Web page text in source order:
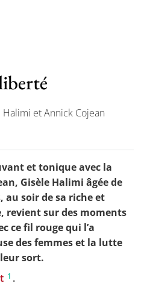
scolaires
publiés
et Annick Cojean
et tonique avec la
Gisèle Halimi âgée de
soir de sa riche et
revient sur des moments
ce fil rouge qui l’a
des femmes et la lutte
sort.
1 .